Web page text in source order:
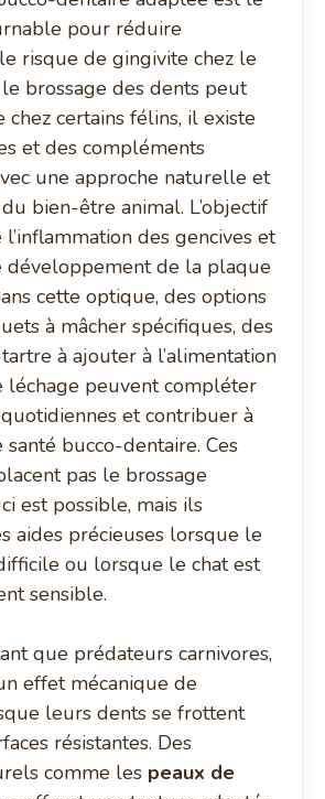
pour réduire
risque de gingivite chez le
brossage des dents peut
certains félins, il existe
et des compléments
une approche naturelle et
bien-être animal. L’objectif
des gencives et
développement de la plaque
cette optique, des options
à mâcher spécifiques, des
à ajouter à l’alimentation
léchage peuvent compléter
et contribuer à
bucco-dentaire. Ces
pas le brossage
est possible, mais ils
aides précieuses lorsque le
ou lorsque le chat est
sensible.
que prédateurs carnivores,
effet mécanique de
leurs dents se frottent
résistantes. Des
comme les peaux de